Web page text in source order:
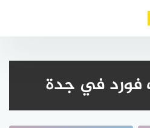
في جدة